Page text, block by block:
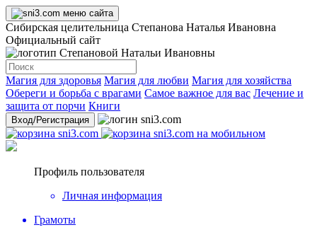
Сибирская целительница Степанова Наталья Ивановна
Официальный сайт
Магия для здоровья Магия для любви Магия для хозяйства
Обереги и борьба с врагами Самое важное для вас Лечение и
защита от порчи Книги
Вход/Регистрация
Профиль пользователя
Личная информация
Грамоты